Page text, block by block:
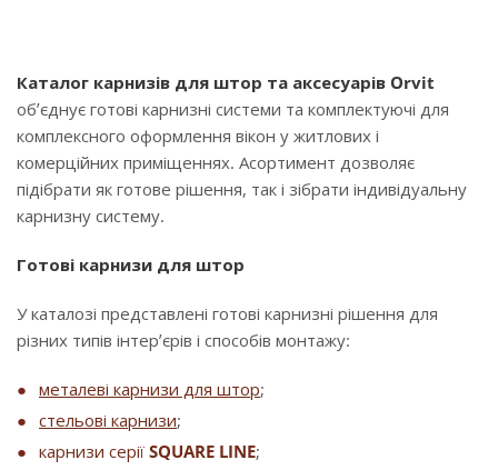
Каталог карнизів для штор та аксесуарів Orvit
об’єднує готові карнизні системи та комплектуючі для
комплексного оформлення вікон у житлових і
комерційних приміщеннях. Асортимент дозволяє
підібрати як готове рішення, так і зібрати індивідуальну
карнизну систему.
Готові карнизи для штор
У каталозі представлені готові карнизні рішення для
різних типів інтер’єрів і способів монтажу:
металеві карнизи для штор;
стельові карнизи;
карнизи серії SQUARE LINE;